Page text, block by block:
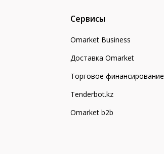
Сервисы
Omarket Business
Доставка Omarket
Торговое финансирование
Tenderbot.kz
Omarket b2b